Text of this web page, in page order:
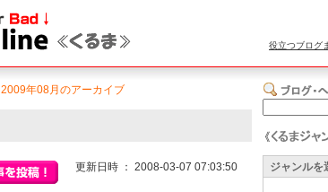
役立つブログ
2009年08月のアーカイブ
更新日時 ： 2008-03-07 07:03:50 ジャンルを